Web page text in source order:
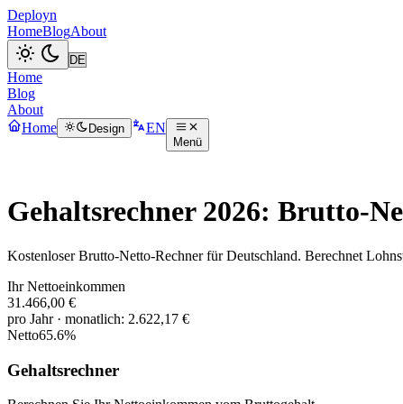
Deployn
HomeBlogAbout
Home
Blog
About
Home
Design EN
Menü
Gehaltsrechner 2026: Brutto-
Kostenloser Brutto-Netto-Rechner für Deutschland. Berechnet
Ihr Nettoeinkommen
31.466,00 €
pro Jahr· monatlich: 2.622,17 €
Netto65.6%
Gehaltsrechner